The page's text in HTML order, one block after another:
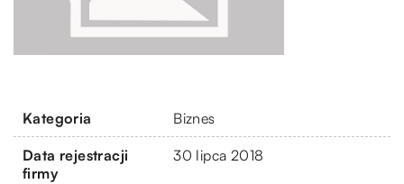
Kategoria Biznes
Data rejestracji
firmy
30 lipca 2018